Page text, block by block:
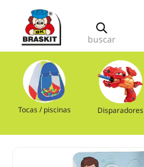
buscar
Tocas / piscinas Disparadores